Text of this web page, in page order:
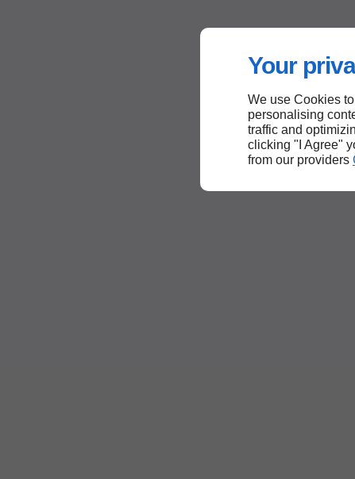
Your
We use Cookies
personalising
traffic and
clicking "I Agree"
from our providers